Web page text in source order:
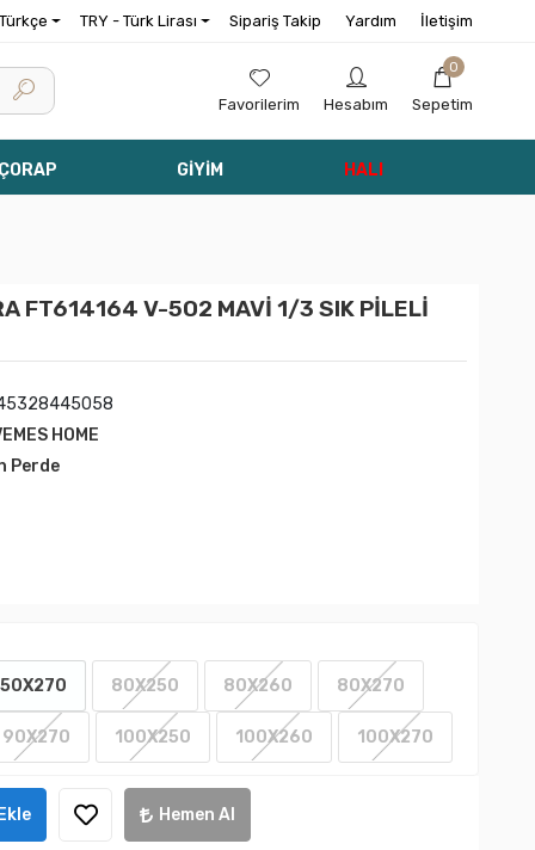
TRY - Türk Lirası Sipariş Takip Yardım İletişim
Favorilerim Hesabım
0
Sepetim
GİYİM HALI
FT614164 V-502 MAVİ 1/3 SIK PİLELİ
HOME
Perde
50X270 80X250 80X260 80X270
90X270 100X250 100X260 100X270
Hemen Al